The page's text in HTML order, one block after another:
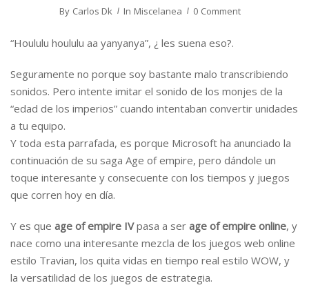
By Carlos Dk In Miscelanea 0 Comment
“Hoululu hoululu aa yanyanya”, ¿ les suena eso?.
Seguramente no porque soy bastante malo transcribiendo
sonidos. Pero intente imitar el sonido de los monjes de la
“edad de los imperios” cuando intentaban convertir unidades
a tu equipo.
Y toda esta parrafada, es porque Microsoft ha anunciado la
continuación de su saga Age of empire, pero dándole un
toque interesante y consecuente con los tiempos y juegos
que corren hoy en día.
Y es que age of empire IVpasa a ser age of empire online, y
nace como una interesante mezcla de los juegos web online
estilo Travian, los quita vidas en tiempo real estilo WOW, y
la versatilidad de los juegos de estrategia.